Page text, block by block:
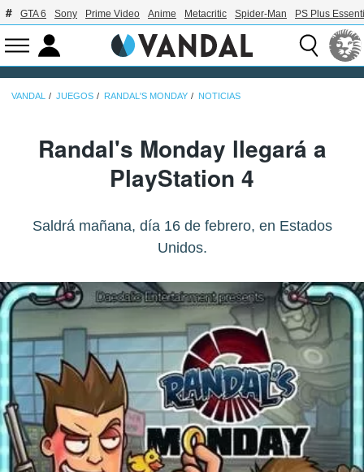
GTA 6 Sony Prime Video Anime Metacritic Spider-Man PS Plus
VANDAL JUEGOS RANDAL'S MONDAY NOTICIAS
Randal's Monday llegará a
PlayStation 4
Saldrá mañana, día 16 de febrero, en Estados
Unidos.